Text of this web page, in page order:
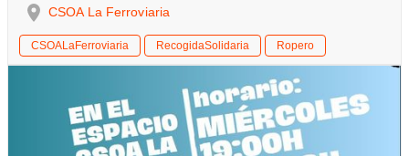
CSOA La Ferroviaria
CSOALaFerroviaria RecogidaSolidaria Ropero